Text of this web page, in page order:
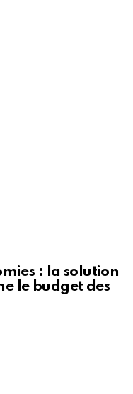
: la solution
le budget des